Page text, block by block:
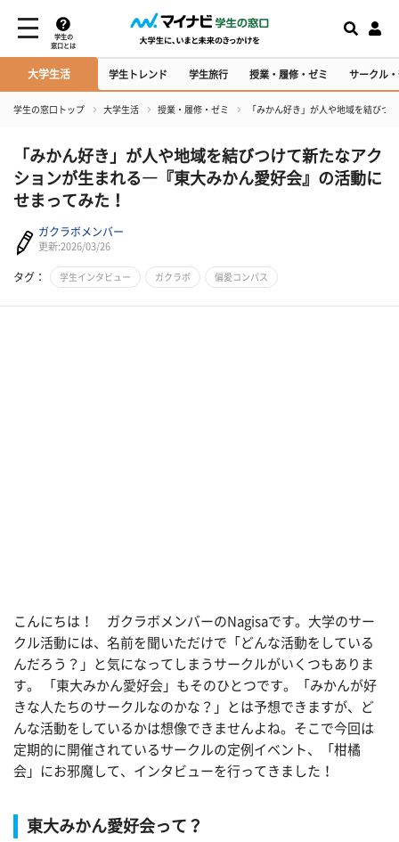
学生の
窓口とは
大学生活 学生トレンド 学生旅行 授業・履修・ゼミ サークル
学生の窓口トップ 大学生活 授業・履修・ゼミ 「みかん好き」が人や地域を結びつ
「みかん好き」が人や地域を結びつけて新たなアク
ションが生まれる―『東大みかん愛好会』の活動に
せまってみた！
ガクラボメンバー
更新:2026/03/26
タグ： 学生インタビュー ガクラボ 偏愛コンパス
こんにちは！ ガクラボメンバーのNagisaです。大学のサー
クル活動には、名前を聞いただけで「どんな活動をしている
んだろう？」と気になってしまうサークルがいくつもありま
す。 「東大みかん愛好会」もそのひとつです。「みかんが好
きな人たちのサークルなのかな？」とは予想できますが、ど
んな活動をしているかは想像できませんよね。そこで今回は
定期的に開催されているサークルの定例イベント、「柑橘
会」にお邪魔して、インタビューを行ってきました！
東大みかん愛好会って？